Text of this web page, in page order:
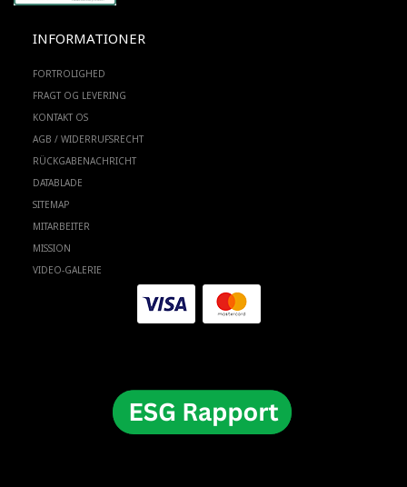
INFORMATIONER
FORTROLIGHED
FRAGT OG LEVERING
KONTAKT OS
AGB / WIDERRUFSRECHT
RÜCKGABENACHRICHT
DATABLADE
SITEMAP
MITARBEITER
MISSION
VIDEO-GALERIE